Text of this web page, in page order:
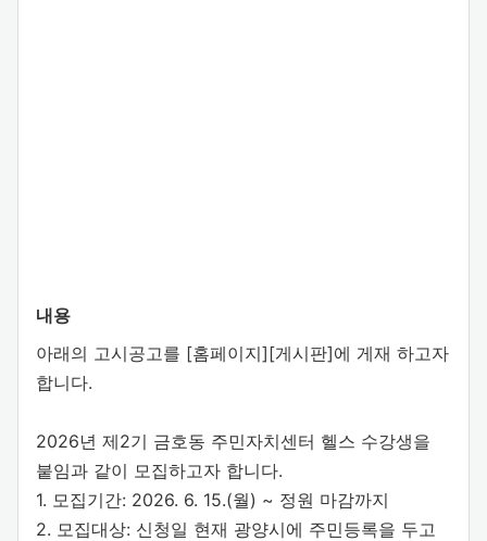
내용
아래의 고시공고를 [홈페이지][게시판]에 게재 하고자
합니다.
2026년 제2기 금호동 주민자치센터 헬스 수강생을
붙임과 같이 모집하고자 합니다.
1. 모집기간: 2026. 6. 15.(월) ~ 정원 마감까지
2. 모집대상: 신청일 현재 광양시에 주민등록을 두고